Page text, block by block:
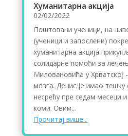
Хуманитарна акција
02/02/2022
Поштовани ученици, на
(ученици и запослени)
хуманитарна акција
солидарне помоћи за
Миловановића у Хрватској
мозга. Денис је имао тешку
несрећу пре седам месеци и
коми. Овим...
Прочитај више...